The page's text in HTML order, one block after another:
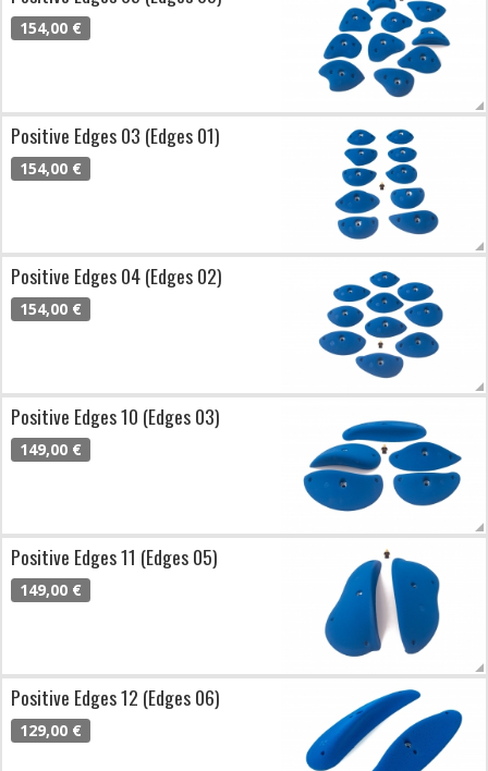
154,00 €
Positive Edges 03 (Edges 01)
154,00 €
Positive Edges 04 (Edges 02)
154,00 €
Positive Edges 10 (Edges 03)
149,00 €
Positive Edges 11 (Edges 05)
149,00 €
Positive Edges 12 (Edges 06)
129,00 €